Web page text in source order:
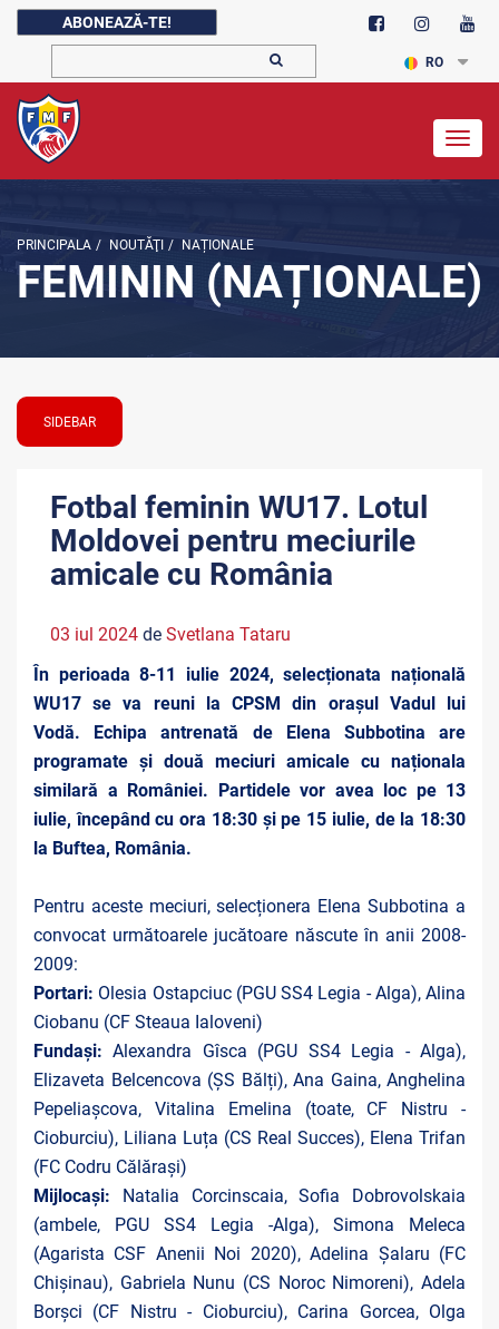
ABONEAZĂ-TE!
RO
PRINCIPALA / NOUTĂŢI / NAȚIONALE
FEMININ (NAȚIONALE)
SIDEBAR
Fotbal feminin WU17. Lotul
Moldovei pentru meciurile
amicale cu România
03 iul 2024 de Svetlana Tataru
În perioada 8-11 iulie 2024, selecționata națională
WU17 se va reuni la CPSM din orașul Vadul lui
Vodă. Echipa antrenată de Elena Subbotina are
programate și două meciuri amicale cu naționala
similară a României. Partidele vor avea loc pe 13
iulie, începând cu ora 18:30 și pe 15 iulie, de la 18:30
la Buftea, România.
Pentru aceste meciuri, selecționera Elena Subbotina a
convocat următoarele jucătoare născute în anii 2008-
2009:
Portari: Olesia Ostapciuc (PGU SS4 Legia - Alga), Alina
Ciobanu (CF Steaua Ialoveni)
Fundași: Alexandra Gîsca (PGU SS4 Legia - Alga),
Elizaveta Belcencova (ȘS Bălți), Ana Gaina, Anghelina
Pepeliașcova, Vitalina Emelina (toate, CF Nistru -
Cioburciu), Liliana Luța (CS Real Succes), Elena Trifan
(FC Codru Călărași)
Mijlocași: Natalia Corcinscaia, Sofia Dobrovolskaia
(ambele, PGU SS4 Legia -Alga), Simona Meleca
(Agarista CSF Anenii Noi 2020), Adelina Șalaru (FC
Chișinau), Gabriela Nunu (CS Noroc Nimoreni), Adela
Borșci (CF Nistru - Cioburciu), Carina Gorcea, Olga